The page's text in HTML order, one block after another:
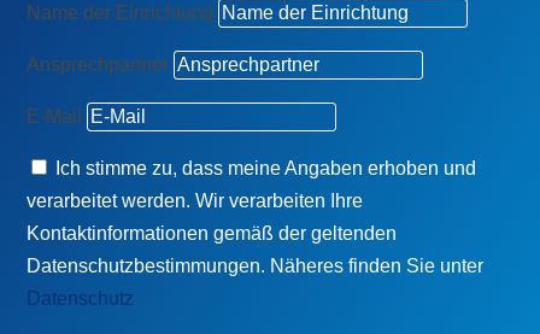
Name der Einrichtung
Ansprechpartner
E-Mail
Ich stimme zu, dass meine Angaben erhoben und
verarbeitet werden. Wir verarbeiten Ihre
Kontaktinformationen gemäß der geltenden
Datenschutzbestimmungen. Näheres finden Sie unter
Datenschutz